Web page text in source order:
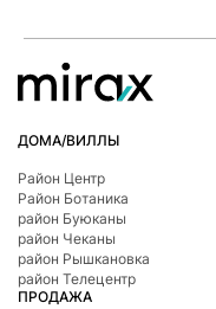
ДОМА/ВИЛЛЫ
Район Центр
Район Ботаникa
район Буюканы
район Чеканы
район Рышкановка
район Телецентр
ПРОДАЖА